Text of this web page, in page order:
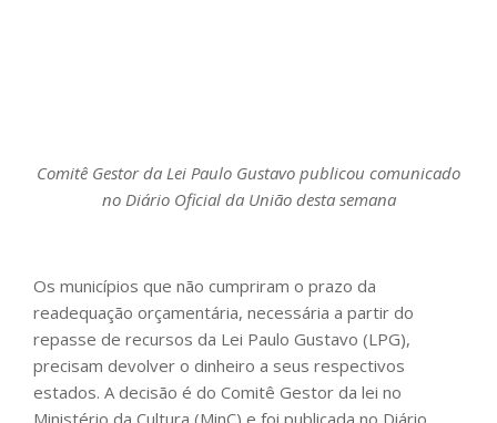
Comitê Gestor da Lei Paulo Gustavo publicou comunicado
no Diário Oficial da União desta semana
Os municípios que não cumpriram o prazo da
readequação orçamentária, necessária a partir do
repasse de recursos da Lei Paulo Gustavo (LPG),
precisam devolver o dinheiro a seus respectivos
estados. A decisão é do Comitê Gestor da lei no